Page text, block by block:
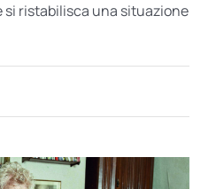
ristabilisca una situazione